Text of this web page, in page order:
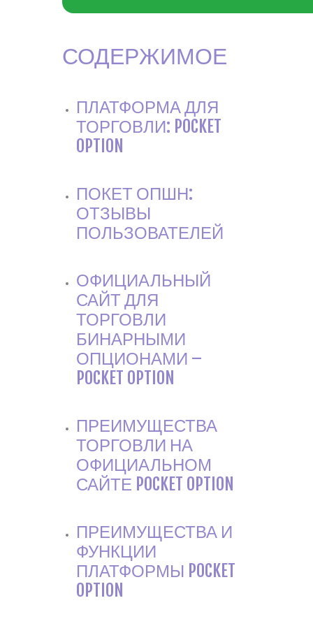
СОДЕРЖИМОЕ
ПЛАТФОРМА ДЛЯ
ТОРГОВЛИ: POCKET
OPTION
ПОКЕТ ОПШН:
ОТЗЫВЫ
ПОЛЬЗОВАТЕЛЕЙ
ОФИЦИАЛЬНЫЙ
САЙТ ДЛЯ
ТОРГОВЛИ
БИНАРНЫМИ
ОПЦИОНАМИ –
POCKET OPTION
ПРЕИМУЩЕСТВА
ТОРГОВЛИ НА
ОФИЦИАЛЬНОМ
САЙТЕ POCKET OPTION
ПРЕИМУЩЕСТВА И
ФУНКЦИИ
ПЛАТФОРМЫ POCKET
OPTION